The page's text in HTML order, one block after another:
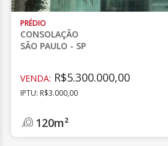
PRÉDIO
CONSOLAÇÃO
SÃO PAULO - SP
VENDA: R$5.300.000,00
IPTU: R$3.000,00
120m²